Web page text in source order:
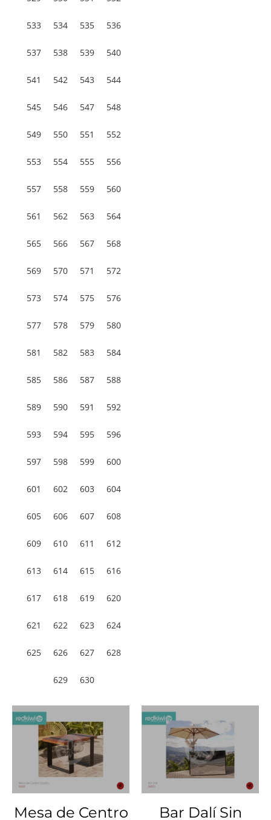
533 534 535 536
537 538 539 540
541 542 543 544
545 546 547 548
549 550 551 552
553 554 555 556
557 558 559 560
561 562 563 564
565 566 567 568
569 570 571 572
573 574 575 576
577 578 579 580
581 582 583 584
585 586 587 588
589 590 591 592
593 594 595 596
597 598 599 600
601 602 603 604
605 606 607 608
609 610 611 612
613 614 615 616
617 618 619 620
621 622 623 624
625 626 627 628
629 630
Mesa de Centro Bar Dalí Sin